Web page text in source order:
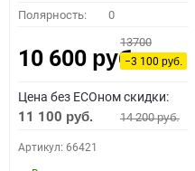
Полярность: 0
10 600 руб.
13700
−3 100руб.
Цена без ECOном скидки:
11 100 руб. 14 200руб.
Артикул: 66421